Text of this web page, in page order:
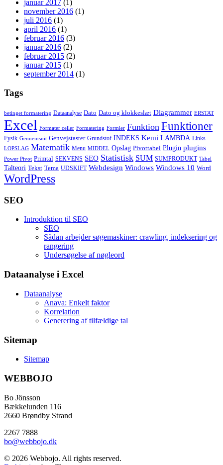
januar 2017 (1)
november 2016 (1)
juli 2016 (1)
april 2016 (1)
februar 2016 (3)
januar 2016 (2)
februar 2015 (2)
januar 2015 (1)
september 2014 (1)
Tags
betinget formatering Dataanalyse Dato Dato og klokkeslæt Diagrammer ERSTAT
Excel Formater celler Formatering Formler Funktion Funktioner
Fysik Gennemsnit Genvejstaster Grundstof INDEKS Kemi LAMBDA Links
LOPSLAG Matematik Menu MIDDEL Opslag Pivottabel Plugin plugins
Power Pivot Primtal SEKVENS SEO Statistisk SUM SUMPRODUKT Tabel
Talteori Tekst Tema UDSKIFT Webdesign Windows Windows 10 Word
WordPress
SEO
Introduktion til SEO
SEO
Sådan arbejder søgemaskiner: crawling, indeksering og
rangering
Undersøgelse af nøgleord
Dataanalyse i Excel
Dataanalyse
Anava: Enkelt faktor
Korrelation
Generering af tilfældige tal
Sitemap
Sitemap
WEBBOJO
Bo Jönsson
Bækkelunden 116
2660 Brøndby Strand
2267 7888
bo@webbojo.dk
© 2026 Webbojo. All rights reserved.